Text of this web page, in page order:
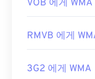
최초 출시:1999
VOB 에게 WMA
RMVB 에게
3G2 에게 WMA